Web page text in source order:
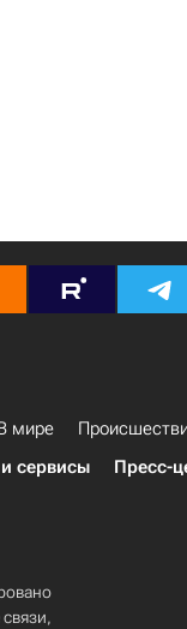
мире
сервисы Пресс-